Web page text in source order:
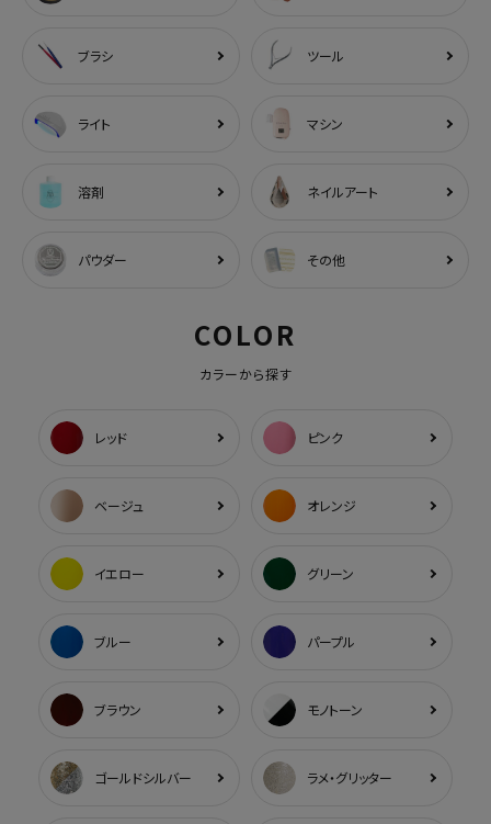
ブラシ ツール
ライト マシン
溶剤 ネイルアート
パウダー その他
COLOR
カラーから探す
レッド ピンク
ベージュ オレンジ
イエロー グリーン
ブルー パープル
ブラウン モノトーン
ゴールドシルバー ラメ・グリッター